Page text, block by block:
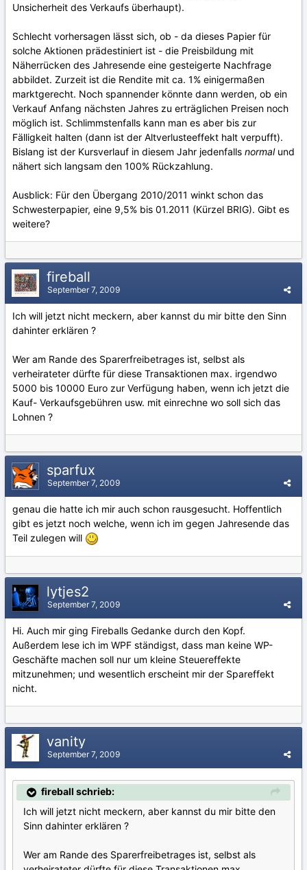
Unsicherheit des Verkaufs überhaupt).
Schlecht vorhersagen lässt sich, ob - da dieses Papier für
solche Aktionen prädestiniert ist - die Preisbildung mit
Näherrücken des Jahresende eine gesteigerte Nachfrage
abbildet. Zurzeit ist die Rendite mit ca. 1% einigermaßen
marktgerecht. Noch spannender könnte dann werden, ob ein
Verkauf Anfang nächsten Jahres zu erträglichen Preisen noch
möglich ist. Schlimmstenfalls kann man es aber bis zur
Fälligkeit halten (dann ist der Altverlusteeffekt halt verpufft).
Bislang ist der Kursverlauf in diesem Jahr jedenfalls normalund
nähert sich langsam den 100% Rückzahlung.
Ausblick: Für den Übergang 2010/2011 winkt schon das
Schwesterpapier, eine 9,5% bis 01.2011 (Kürzel BRIG). Gibt es
weitere?
fireball
September 7, 2009
Ich will jetzt nicht meckern, aber kannst du mir bitte den Sinn
dahinter erklären ?
Wer am Rande des Sparerfreibetrages ist, selbst als
verheirateter dürfte für diese Transaktionen max. irgendwo
5000 bis 10000 Euro zur Verfügung haben, wenn ich jetzt die
Kauf- Verkaufsgebühren usw. mit einrechne wo soll sich das
Lohnen ?
sparfux
September 7, 2009
genau die hatte ich mir auch schon rausgesucht. Hoffentlich
gibt es jetzt noch welche, wenn ich im gegen Jahresende das
Teil zulegen will
lytjes2
September 7, 2009
Hi. Auch mir ging Fireballs Gedanke durch den Kopf.
Außerdem lese ich im WPF ständigst, dass man keine WP-
Geschäfte machen soll nur um kleine Steuereffekte
mitzunehmen; und wesentlich erscheint mir der Spareffekt
nicht.
vanity
September 7, 2009
fireball schrieb:
Ich will jetzt nicht meckern, aber kannst du mir bitte den
Sinn dahinter erklären ?
Wer am Rande des Sparerfreibetrages ist, selbst als